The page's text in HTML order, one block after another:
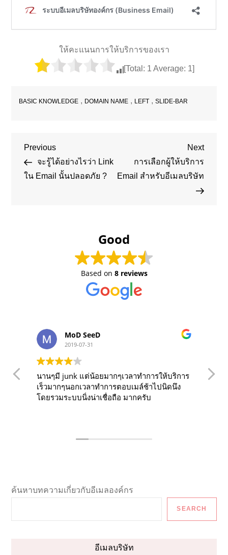
ให้คะแนนการให้บริการของเรา
[Total: 1 Average: 1]
BASIC KNOWLEDGE , DOMAIN NAME , LEFT ,SLIDE-BAR
Post
navigation
Previous
Post
Previous
จะรู้ได้อย่างไรว่า Link
ใน Email นั้นปลอดภัย ?
Next
Post
Next
การเลือกผู้ให้บริการ
Email สำหรับอีเมลบริษัท
Good
Based on 8 reviews
MoD SeeD
2019-07-31
นานๆมี junk แต่น้อยมากๆเวลาทำการให้บริการ
เร็วมากๆนอกเวลาทำการตอบเมล์ช้าไปนิดนึง
โดยรวมระบบนิ่งน่าเชื่อถือ มากครับ
ค้นหาบทความเกี่ยวกับอีเมลองค์กร
SEARCH
อีเมลบริษัท